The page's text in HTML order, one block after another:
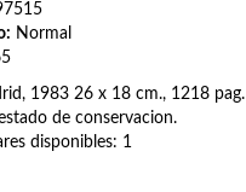
Normal
1983 26 x 18 cm., 1218 pag.
de conservacion.
disponibles: 1